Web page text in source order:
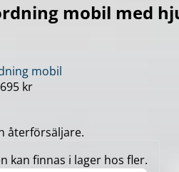
mobil med
mobil
kr
återförsäljare.
kan finnas i lager hos fler.